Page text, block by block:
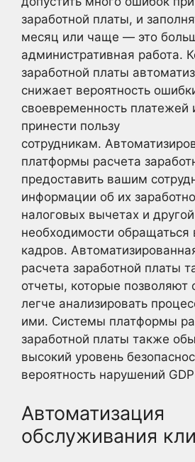
заработной платы, и
месяц или чаще — это
административная работа.
заработной платы
снижает вероятность
своевременность
принести пользу
сотрудникам.
платформы расчета
предоставить вашим
информации об их
налоговых вычетах и
необходимости обращаться
кадров.
расчета заработной платы
отчеты, которые позволяют
легче анализировать
ими. Системы платформы
заработной платы также
высокий уровень
вероятность нарушений
Автоматизация
обслуживания